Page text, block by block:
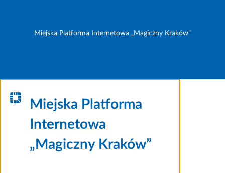
Miejska Platforma Internetowa „Magiczny Kraków”
Miejska Platforma
Internetowa
„Magiczny Kraków”